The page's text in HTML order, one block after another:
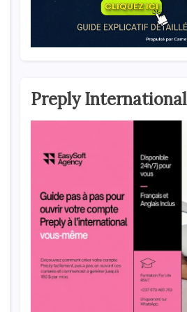
Preply International